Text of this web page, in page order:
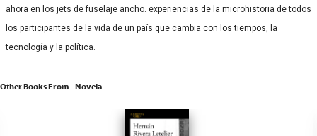
ahora en los jets de fuselaje ancho. experiencias de la microhistoria de todos
los participantes de la vida de un país que cambia con los tiempos, la
tecnología y la política.
Other Books From - Novela